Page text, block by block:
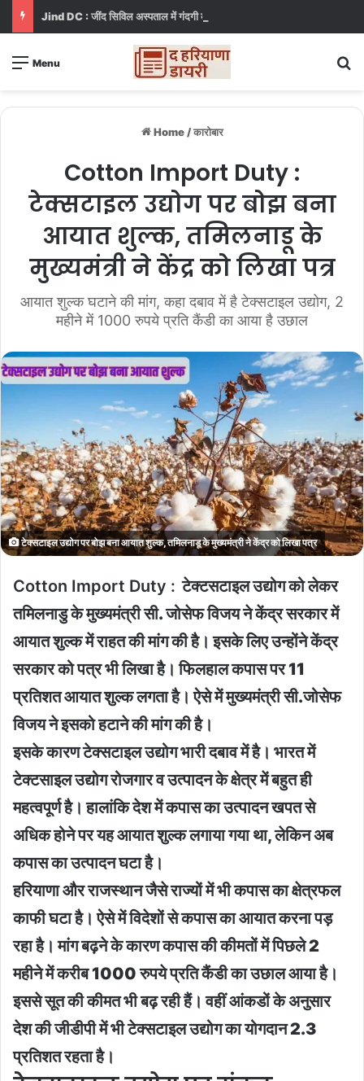
Menu
Home / कारोबार
Cotton Import Duty :
टेक्सटाइल उद्योग पर बोझ बना
आयात शुल्क, तमिलनाडू के
मुख्यमंत्री ने केंद्र को लिखा पत्र
आयात शुल्क घटाने की मांग, कहा दबाव में है टेक्सटाइल उद्योग, 2
महीने में 1000 रुपये प्रति कैंडी का आया है उछाल
टेक्सटाइल उद्योग पर बोझ बना आयात शुल्क, तमिलनाडू के मुख्यमंत्री ने केंद्र को लिखा पत्र
Cotton Import Duty : टेक्टसटाइल उद्योग को लेकर
तमिलनाडु के मुख्यमंत्री सी. जोसेफ विजय ने केंद्र सरकार में
आयात शुल्क में राहत की मांग की है। इसके लिए उन्होंने केंद्र
सरकार को पत्र भी लिखा है। फिलहाल कपास पर 11
प्रतिशत आयात शुल्क लगता है। ऐसे में मुख्यमंत्री सी.जोसेफ
विजय ने इसको हटाने की मांग की है।
इसके कारण टेक्सटाइल उद्योग भारी दबाव में है। भारत में
टेक्टसाइल उद्योग रोजगार व उत्पादन के क्षेत्र में बहुत ही
महत्वपूर्ण है। हालांकि देश में कपास का उत्पादन खपत से
अधिक होने पर यह आयात शुल्क लगाया गया था, लेकिन अब
कपास का उत्पादन घटा है।
हरियाणा और राजस्थान जैसे राज्यों में भी कपास का क्षेत्रफल
काफी घटा है। ऐसे में विदेशों से कपास का आयात करना पड़
रहा है। मांग बढ़ने के कारण कपास की कीमतों में पिछले 2
महीने में करीब 1000 रुपये प्रति कैंडी का उछाल आया है।
इससे सूत की कीमत भी बढ़ रही हैं। वहीं आंकडों के अनुसार
देश की जीडीपी में भी टेक्सटाइल उद्योग का योगदान 2.3
प्रतिशत रहता है।